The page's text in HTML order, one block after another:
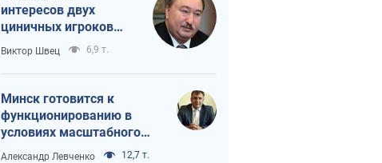
интересов двух
циничных игроков
или тайный план
Трампа и Путина?
Виктор Швец 6,9 т.
Минск готовится к
функционированию в
условиях масштабного
военного кризиса
Александр Левченко 12,7 т.